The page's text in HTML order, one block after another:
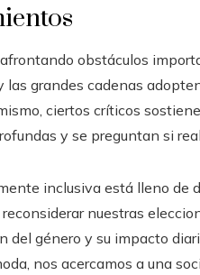
obstáculos
las grandes cadenas
ciertos críticos
y se preguntan si
inclusiva está lleno de
nuestras
del género y su impacto
nos acercamos a una